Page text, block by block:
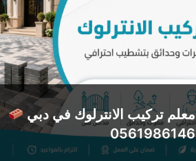
معلم تركيب الانترلوك في دبي
0561986146